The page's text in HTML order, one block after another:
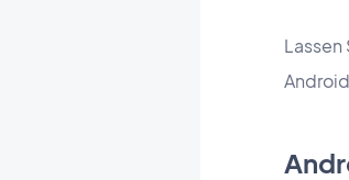
Lassen